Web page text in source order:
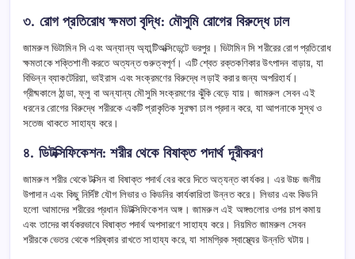
৩. রোগ প্রতিরোধ ক্ষমতা বৃদ্ধি: মৌসুমি রোগের বিরুদ্ধে ঢাল
জামরুল ভিটামিন সি এবং অন্যান্য অ্যান্টিঅক্সিডেন্টে ভরপুর। ভিটামিন সি শরীরের রোগ প্রতিরোধ
ক্ষমতাকে শক্তিশালী করতে অত্যন্ত গুরুত্বপূর্ণ। এটি শ্বেত রক্তকণিকার উৎপাদন বাড়ায়, যা
বিভিন্ন ব্যাকটেরিয়া, ভাইরাস এবং সংক্রমণের বিরুদ্ধে লড়াই করার জন্য অপরিহার্য।
গ্রীষ্মকালে ঠান্ডা, ফ্লু বা অন্যান্য মৌসুমি সংক্রমণের ঝুঁকি বেড়ে যায়। জামরুল সেবন এই
ধরনের রোগের বিরুদ্ধে শরীরকে একটি প্রাকৃতিক সুরক্ষা ঢাল প্রদান করে, যা আপনাকে সুস্থ ও
সতেজ থাকতে সাহায্য করে।
৪. ডিটক্সিফিকেশন: শরীর থেকে বিষাক্ত পদার্থ দূরীকরণ
জামরুল শরীর থেকে টক্সিন বা বিষাক্ত পদার্থ বের করে দিতে অত্যন্ত কার্যকর। এর উচ্চ জলীয়
উপাদান এবং কিছু নির্দিষ্ট যৌগ লিভার ও কিডনির কার্যকারিতা উন্নত করে। লিভার এবং কিডনি
হলো আমাদের শরীরের প্রধান ডিটক্সিফিকেশন অঙ্গ। জামরুল এই অঙ্গগুলোর ওপর চাপ কমায়
এবং তাদের কার্যকরভাবে বিষাক্ত পদার্থ অপসারণে সাহায্য করে। নিয়মিত জামরুল সেবন
শরীরকে ভেতর থেকে পরিষ্কার রাখতে সাহায্য করে, যা সামগ্রিক স্বাস্থ্যের উন্নতি ঘটায়।